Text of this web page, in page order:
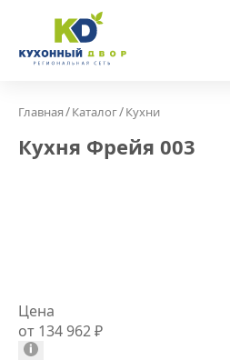
Главная/Каталог/Кухни
Кухня Фрейя 003
Цена
от 134 962₽